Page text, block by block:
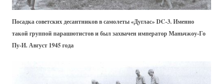
Посадка советских десантников в самолеты «Дуглас» DC-3. Именно
такой группой парашютистов и был захвачен император Маньчжоу-Го
Пу-И. Август 1945 года